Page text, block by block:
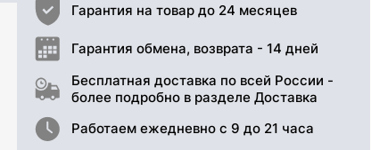
Гарантия на товар до 24 месяцев
Гарантия обмена, возврата - 14 дней
Бесплатная доставка по всей России -
более подробно в разделе Доставка
Работаем ежедневно с 9 до 21 часа